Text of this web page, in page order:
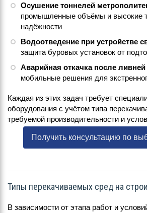
Осушение тоннелей
промышленные объёмы и высокие
надёжности
Водоотведение при устройстве
защита буровых установок от
Аварийная откачка после
мобильные решения для
Каждая из этих задач требует
оборудования с учётом типа
требуемой производительности и
Получить консультацию по
Типы перекачиваемых сред на
В зависимости от этапа работ и